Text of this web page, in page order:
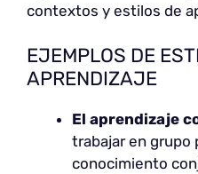
contextos y estilos de
EJEMPLOS DE
APRENDIZAJE
El aprendizaje
trabajar en grupo
conocimiento